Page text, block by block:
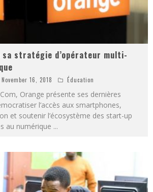
sa stratégie d’opérateur multi-
November 16, 2018 Éducation
Orange présente ses dernières
l’accès aux smartphones,
et soutenir l’écosystème des start-up
au numérique ...